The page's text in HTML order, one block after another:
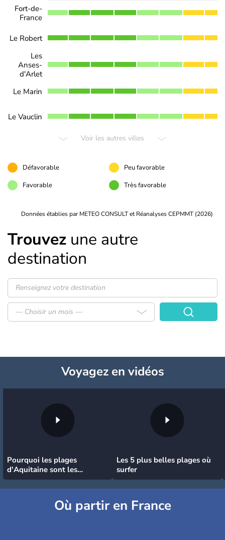
Fort-de-
France
Le Robert
Les
Anses-
d'Arlet
Le Marin
Le Vauclin
Voir les autres villes
Défavorable
Peu favorable
Favorable
Très favorable
Données établies par METEO CONSULT et Réanalyses CEPMMT (2026)
Trouvez une autre
destination
— Choisir un mois —
Voyagezen vidéos
Pourquoi les plages
d'Aquitaine sont les
meilleures pour surfer
Les 5 plus belles plages où
surfer
Où partir en France